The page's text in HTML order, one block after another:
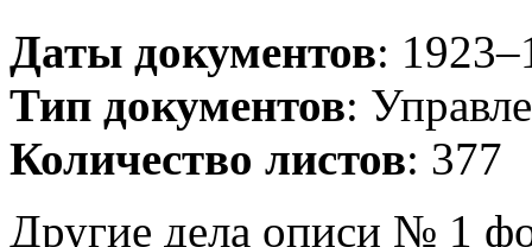
Даты документов:
Тип документов:
Количество листов: 377
Другие дела описи № 1